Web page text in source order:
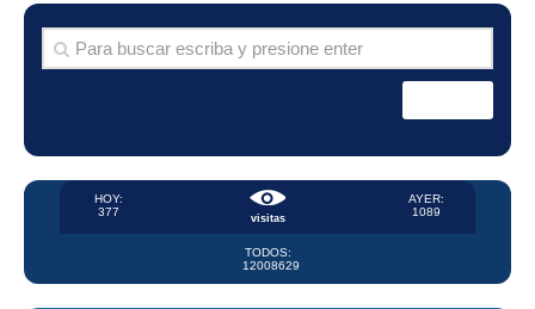
visitas
HOY:
377
AYER:
1089
TODOS:
12008629